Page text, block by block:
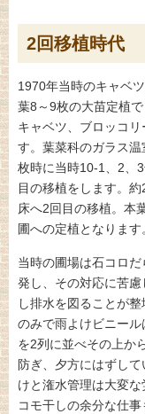
2回移植時代
1970年当時のキャベ
葉8～9枚の大苗定植
キャベツ、ブロッコ
す。葉菜科のガラス
枚時に当時10-1、2、
目の移植をします。
床へ2回目の移植。本
圃への定植となります
当時の圃場は石コロ
発し、その対応に苦
し排水を図ることが
のみで雨よけビニー
を2列に並べその上か
防ぎ、夕方にはずし
けと潅水管理は大変
コモ干しの余分な仕